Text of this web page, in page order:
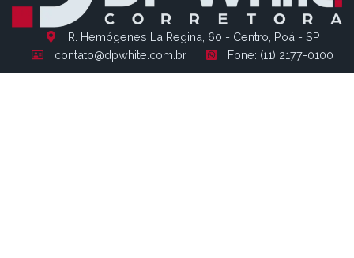
R. Hemógenes La Regina, 60 - Centro, Poá - SP
contato@dpwhite.com.br
Fone: (11) 2177-0100